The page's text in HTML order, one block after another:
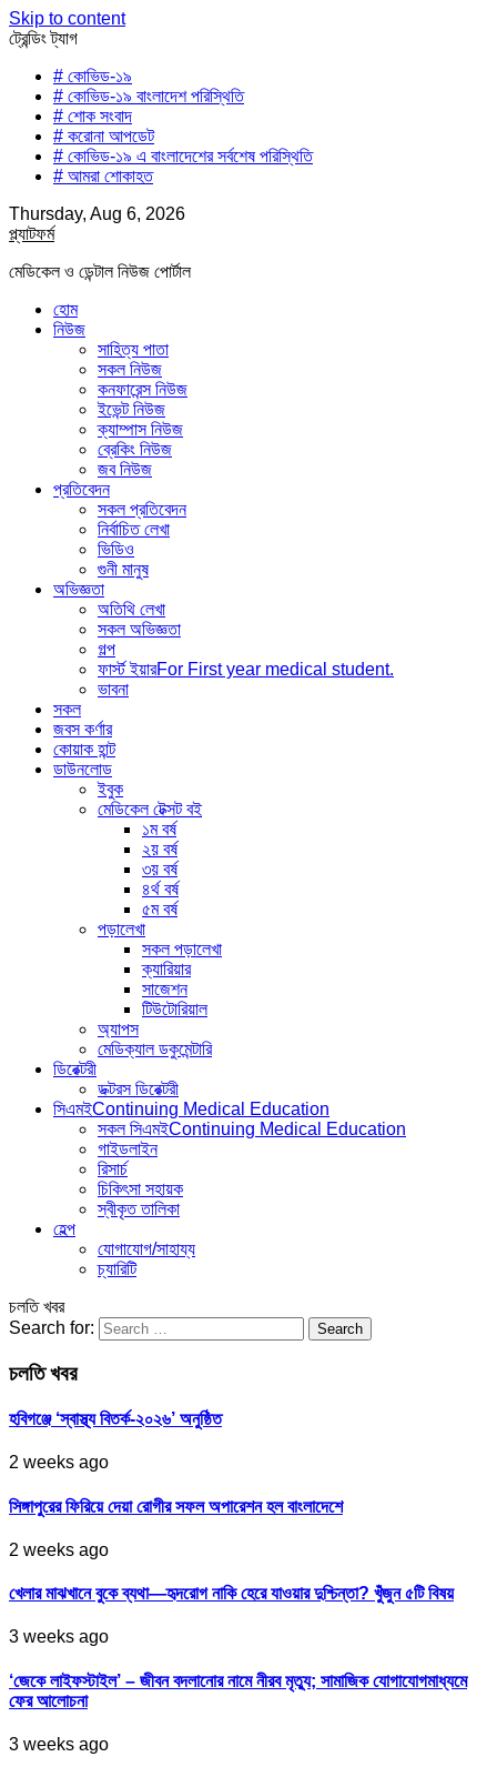
Skip to content
ট্রেন্ডিং ট্যাগ
# কোভিড-১৯
# কোভিড-১৯ বাংলাদেশ পরিস্থিতি
# শোক সংবাদ
# করোনা আপডেট
# কোভিড-১৯ এ বাংলাদেশের সর্বশেষ পরিস্থিতি
# আমরা শোকাহত
Thursday, Aug 6, 2026
প্ল্যাটফর্ম
মেডিকেল ও ডেন্টাল নিউজ পোর্টাল
হোম
নিউজ
সাহিত্য পাতা
সকল নিউজ
কনফারেন্স নিউজ
ইভেন্ট নিউজ
ক্যাম্পাস নিউজ
ব্রেকিং নিউজ
জব নিউজ
প্রতিবেদন
সকল প্রতিবেদন
নির্বাচিত লেখা
ভিডিও
গুনী মানুষ
অভিজ্ঞতা
অতিথি লেখা
সকল অভিজ্ঞতা
গল্প
ফার্স্ট ইয়ারFor First year medical student.
ভাবনা
সকল
জবস কর্ণার
কোয়াক হান্ট
ডাউনলোড
ইবুক
মেডিকেল টেক্সট বই
১ম বর্ষ
২য় বর্ষ
৩য় বর্ষ
৪র্থ বর্ষ
৫ম বর্ষ
পড়ালেখা
সকল পড়ালেখা
ক্যারিয়ার
সাজেশন
টিউটোরিয়াল
অ্যাপস
মেডিক্যাল ডকুমেন্টারি
ডিরেক্টরী
ডক্টরস ডিরেক্টরী
সিএমইContinuing Medical Education
সকল সিএমইContinuing Medical Education
গাইডলাইন
রিসার্চ
চিকিৎসা সহায়ক
স্বীকৃত তালিকা
হেল্প
যোগাযোগ/সাহায্য
চ্যারিটি
চলতি খবর
Search for:
চলতি খবর
হবিগঞ্জে ‘স্বাস্থ্য বিতর্ক-২০২৬’ অনুষ্ঠিত
2 weeks ago
সিঙ্গাপুরের ফিরিয়ে দেয়া রোগীর সফল অপারেশন হল বাংলাদেশে
2 weeks ago
খেলার মাঝখানে বুকে ব্যথা—হৃদরোগ নাকি হেরে যাওয়ার দুশ্চিন্তা? খুঁজুন ৫টি বিষয়
3 weeks ago
‘জেকে লাইফস্টাইল’ – জীবন বদলানোর নামে নীরব মৃত্যু; সামাজিক যোগাযোগমাধ্যমে
ফের আলোচনা
3 weeks ago